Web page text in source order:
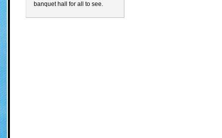
banquet hall for all to see.